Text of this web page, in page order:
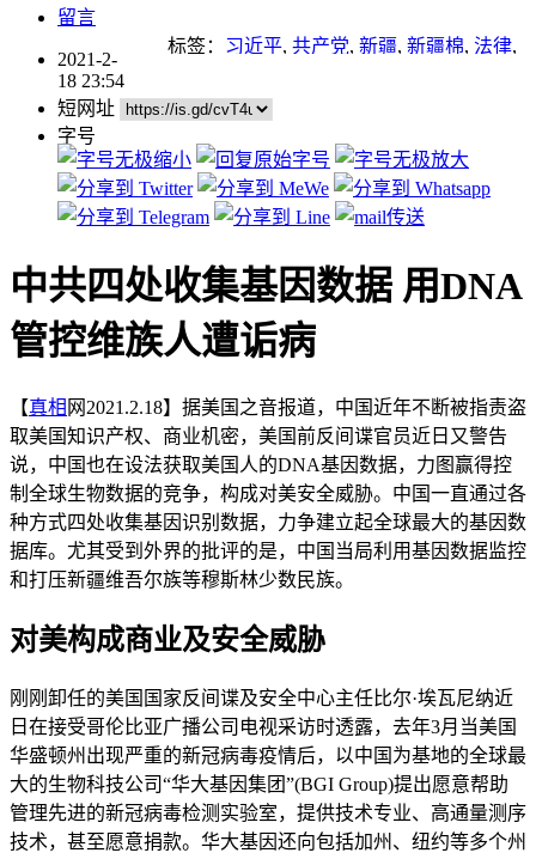
留言
标签： 习近平, 共产党, 新疆, 新疆棉, 法律,
2021-2-
18 23:54
短网址
字号
中共四处收集基因数据 用DNA
管控维族人遭诟病
【真相 网2021.2.18】据美国之音报道，中国近年不断被指责盗
取美国知识产权、商业机密，美国前反间谍官员近日又警告
说，中国也在设法获取美国人的DNA基因数据，力图赢得控
制全球生物数据的竞争，构成对美安全威胁。中国一直通过各
种方式四处收集基因识别数据，力争建立起全球最大的基因数
据库。尤其受到外界的批评的是，中国当局利用基因数据监控
和打压新疆维吾尔族等穆斯林少数民族。
对美构成商业及安全威胁
刚刚卸任的美国国家反间谍及安全中心主任比尔·埃瓦尼纳近
日在接受哥伦比亚广播公司电视采访时透露，去年3月当美国
华盛顿州出现严重的新冠病毒疫情后，以中国为基地的全球最
大的生物科技公司“华大基因集团”(BGI Group)提出愿意帮助
管理先进的新冠病毒检测实验室，提供技术专业、高通量测序
技术，甚至愿意捐款。华大基因还向包括加州、纽约等多个州